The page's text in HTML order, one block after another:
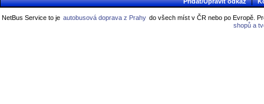
Přidat/Upravit odkaz
NetBus Service to je autobusová doprava z Prahy do všech míst v ČR nebo po Evropě.
shopů a